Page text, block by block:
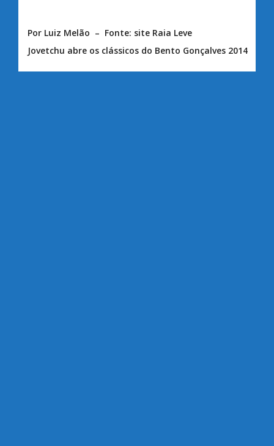
Por Luiz Melão – Fonte: site Raia Leve
Jovetchu abre os clássicos do Bento Gonçalves 2014